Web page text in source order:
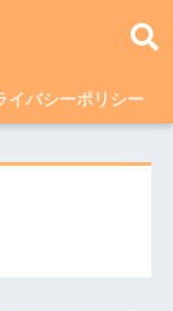
イバシーポリシー